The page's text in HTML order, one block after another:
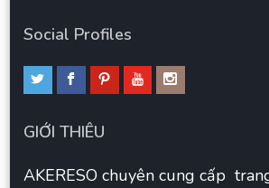
Social Profiles
GIỚI THIÊU
AKERESO chuyên cung cấp